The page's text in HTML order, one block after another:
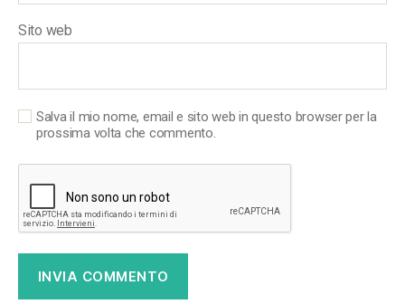
Sito web
Salva il mio nome, email e sito web in questo browser per la
prossima volta che commento.